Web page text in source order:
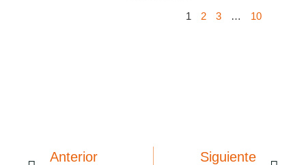
1 2 3 … 10
Anterior Siguiente